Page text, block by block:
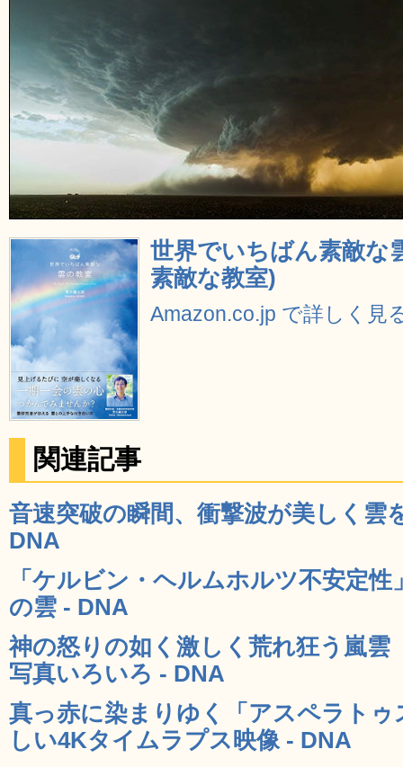
世界でいちばん素敵な
素敵な教室)
Amazon.co.jp で詳しく見
関連記事
音速突破の瞬間、衝撃波が美しく雲
DNA
「ケルビン・ヘルムホルツ不安定
の雲 - DNA
神の怒りの如く激しく荒れ狂う嵐雲
写真いろいろ - DNA
真っ赤に染まりゆく「アスペラトゥ
しい4Kタイムラプス映像 - DNA